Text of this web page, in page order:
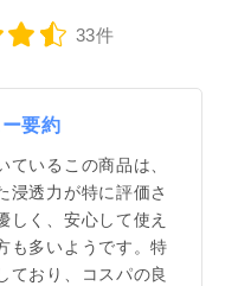
33件
要約
いるこの商品は、
浸透力が特に評価さ
しく、安心して使え
も多いようです。特
ており、コスパの良